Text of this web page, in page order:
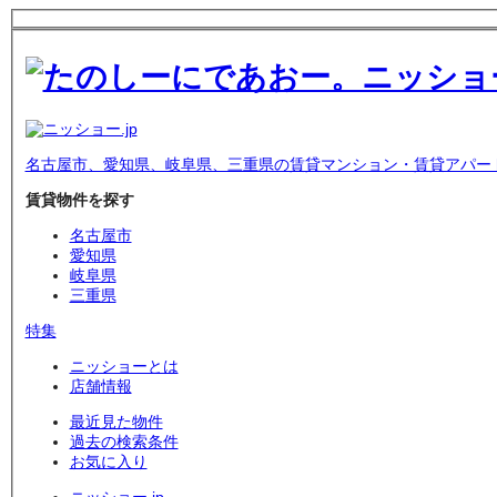
名古屋市、愛知県、岐阜県、三重県の賃貸マンション・賃貸アパー
賃貸物件を探す
名古屋市
愛知県
岐阜県
三重県
特集
ニッショーとは
店舗情報
最近見た物件
過去の検索条件
お気に入り